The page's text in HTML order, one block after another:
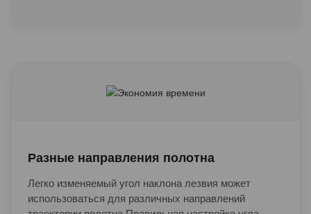
Разные направления полотна
Легко изменяемый угол наклона лезвия может
использоваться для различных направлений